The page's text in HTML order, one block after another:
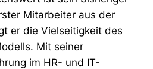
Mitarbeiter aus der
er die Vielseitigkeit des
Mit seiner
im HR- und IT-